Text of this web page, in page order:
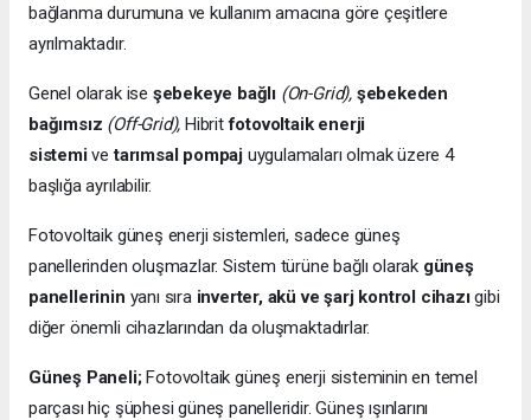
bağlanma durumuna ve kullanım amacına göre çeşitlere
ayrılmaktadır.
Genel olarak ise şebekeye bağlı (On-Grid), şebekeden
bağımsız (Off-Grid), Hibritfotovoltaik enerji
sistemivetarımsal pompaj uygulamaları olmak üzere 4
başlığa ayrılabilir.
Fotovoltaik güneş enerji sistemleri, sadece güneş
panellerinden oluşmazlar. Sistem türüne bağlı olarak güneş
panellerinin yanı sıra inverter, akü ve şarj kontrol cihazıgibi
diğer önemli cihazlarından da oluşmaktadırlar.
Güneş Paneli;Fotovoltaik güneş enerji sisteminin en temel
parçası hiç şüphesi güneş panelleridir. Güneş ışınlarını